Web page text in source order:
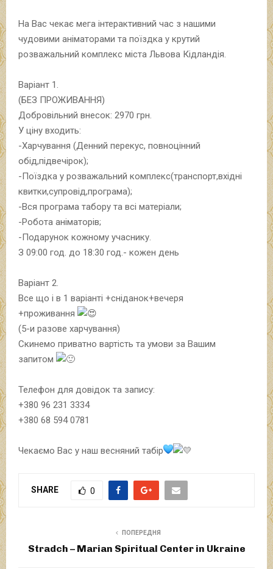
На Вас чекає мега інтерактивний час з нашими
чудовими аніматорами та поїздка у крутий
розважальний комплекс міста Львова Кідландія.
Варіант 1.
(БЕЗ ПРОЖИВАННЯ)
Добровільний внесок: 2970 грн.
У ціну входить:
-Харчування (Денний перекус, повноцінний
обід,підвечірок);
-Поїздка у розважальний комплекс(транспорт,вхідні
квитки,супровід,програма);
-Вся програма табору та всі матеріали;
-Робота аніматорів;
-Подарунок кожному учаснику.
З 09:00 год. до 18:30 год.- кожен день
Варіант 2.
Все що і в 1 варіанті +сніданок+вечеря
+проживання
(5-и разове харчування)
Скинемо приватно вартість та умови за Вашим
запитом
Телефон для довідок та запису:
+380 96 231 3334
+380 68 594 0781
Чекаємо Вас у наш весняний табір
SHARE 0
ПОПЕРЕДНЯ
Stradch – Marian Spiritual Center in Ukraine